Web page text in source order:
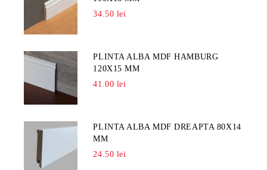
34.50 lei
PLINTA ALBA MDF HAMBURG
120X15 MM
41.00 lei
PLINTA ALBA MDF DREAPTA 80X14
MM
24.50 lei